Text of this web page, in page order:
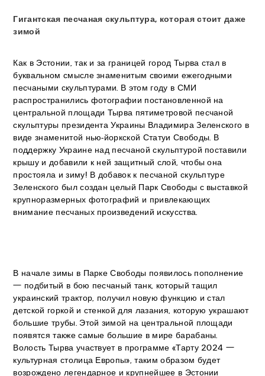
Гигантская песчаная скульптура, которая стоит даже
зимой
Как в Эстонии, так и за границей город Тырва стал в
буквальном смысле знаменитым своими ежегодными
песчаными скульптурами. В этом году в СМИ
распространились фотографии постановленной на
центральной площади Тырва пятиметровой песчаной
скульптуры президента Украины Владимира Зеленского в
виде знаменитой нью-йоркской Статуи Свободы. В
поддержку Украине над песчаной скульптурой поставили
крышу и добавили к ней защитный слой, чтобы она
простояла и зиму! В добавок к песчаной скульптуре
Зеленского был создан целый Парк Свободы с выставкой
крупноразмерных фотографий и привлекающих
внимание песчаных произведений искусства.
В начале зимы в Парке Свободы появилось пополнение
— подбитый в бою песчаный танк, который тащил
украинский трактор, получил новую функцию и стал
детской горкой и стенкой для лазания, которую украшают
большие трубы. Этой зимой на центральной площади
появятся также самые большие в мире барабаны.
Волость Тырва участвует в программе «Тарту 2024 —
культурная столица Европы», таким образом будет
возрождено легендарное и крупнейшее в Эстонии